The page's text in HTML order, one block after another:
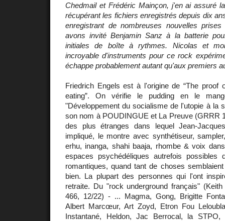
Chedmail et Frédéric Mainçon, j'en ai assuré
récupérant les fichiers enregistrés depuis dix
enregistrant de nombreuses nouvelles
avons invité Benjamin Sanz à la batterie
initiales de boîte à rythmes. Nicolas et
incroyable d'instruments pour ce rock
échappe probablement autant qu'aux premiers
Friedrich Engels est à l'origine de “The proof
eating”. On vérifie le pudding en le
"Développement du socialisme de l'utopie à la
son nom à POUDINGUE et La Preuve (GRRR
des plus étranges dans lequel Jean-
impliqué, le montre avec synthétiseur,
erhu, inanga, shahi baaja, rhombe & voix
espaces psychédéliques autrefois possibles
romantiques, quand tant de choses
bien. La plupart des personnes qui l'ont
retraite. Du "rock underground français"
466, 12/22) - ... Magma, Gong, Brigitte
Albert Marcœur, Art Zoyd, Etron Fou
Instantané, Heldon, Jac Berrocal, la